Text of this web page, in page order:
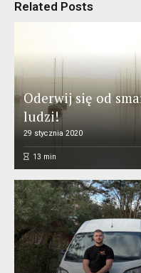
Related Posts
Oderwij się od
ludzi!
29 stycznia 2020
13 min